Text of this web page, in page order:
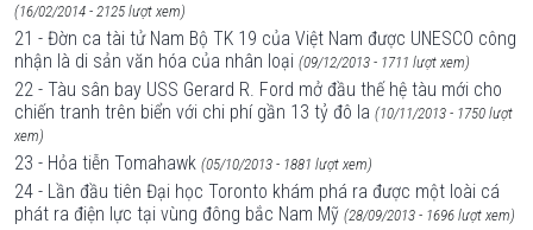
(16/02/2014 - 2125 lượt xem)
21 - Đờn ca tài tử Nam Bộ TK 19 của Việt Nam được UNESCO công
nhận là di sản văn hóa của nhân loại (09/12/2013 - 1711 lượt xem)
22 - Tàu sân bay USS Gerard R. Ford mở đầu thế hệ tàu mới cho
chiến tranh trên biển với chi phí gần 13 tỷ đô la (10/11/2013 - 1750 lượt
xem)
23 - Hỏa tiễn Tomahawk (05/10/2013 - 1881 lượt xem)
24 - Lần đầu tiên Đại học Toronto khám phá ra được một loài cá
phát ra điện lực tại vùng đông bắc Nam Mỹ (28/09/2013 - 1696 lượt xem)